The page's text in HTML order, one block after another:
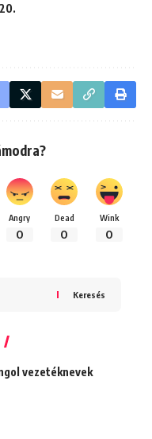
Angry
0
Dead
0
Wink
0
Keresés
vezetéknevek